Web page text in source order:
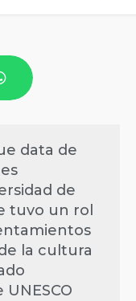
data de
de
tuvo un rol
la cultura